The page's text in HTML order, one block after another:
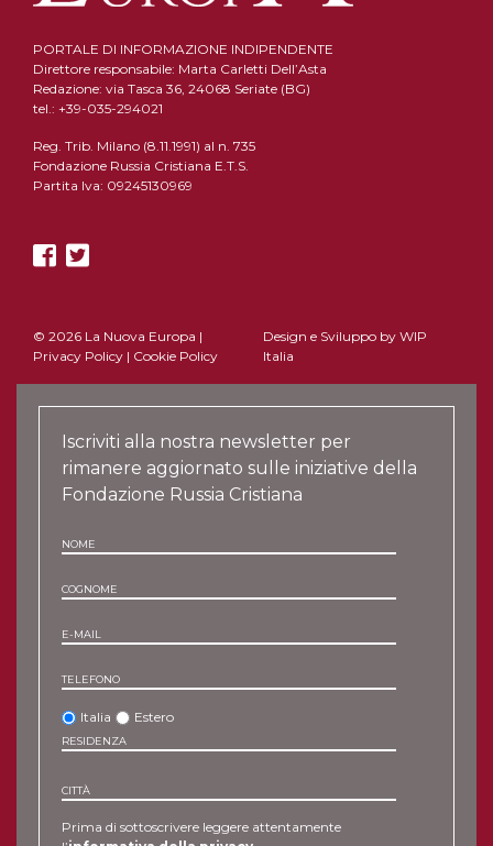
PORTALE DI INFORMAZIONE INDIPENDENTE
Direttore responsabile: Marta Carletti Dell’Asta
Redazione: via Tasca 36, 24068 Seriate (BG)
tel.: +39-035-294021
Reg. Trib. Milano (8.11.1991) al n. 735
Fondazione Russia Cristiana E.T.S.
Partita Iva: 09245130969
© 2026 La Nuova Europa |
Privacy Policy | Cookie Policy
Design e Sviluppo by WIP
Italia
Iscriviti alla nostra newsletter per
rimanere aggiornato sulle iniziative della
Fondazione Russia Cristiana
NOME
COGNOME
E-MAIL
TELEFONO
Italia Estero
RESIDENZA
CITTÀ
Prima di sottoscrivere leggere attentamente